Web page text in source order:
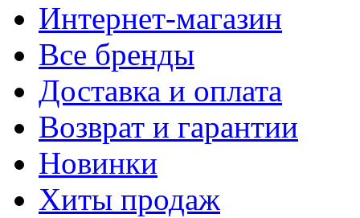
Интернет-магазин
Все бренды
Доставка и оплата
Возврат и гарантии
Новинки
Хиты продаж